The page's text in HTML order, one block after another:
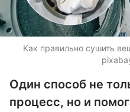
Как правильно сушить
Один способ не
процесс, но и